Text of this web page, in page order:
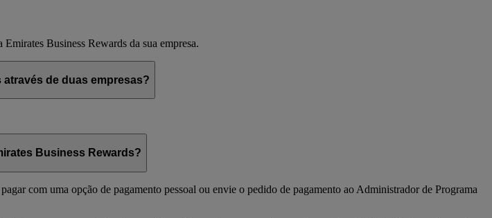
Business Rewards da sua empresa.
de duas empresas?
Business Rewards?
com uma opção de pagamento pessoal ou envie o pedido de pagamento ao Administrador de Programa